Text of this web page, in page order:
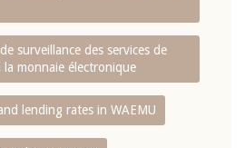
surveillance des services de
la monnaie électronique
lending rates in WAEMU